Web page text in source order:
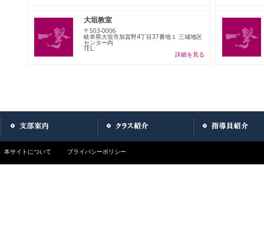
大垣教室
〒503-0006
岐阜県大垣市加賀野4丁目37番地１ 三城地区
センター内
TEL:
詳細を見る
本サイトについて プライバシーポリシー